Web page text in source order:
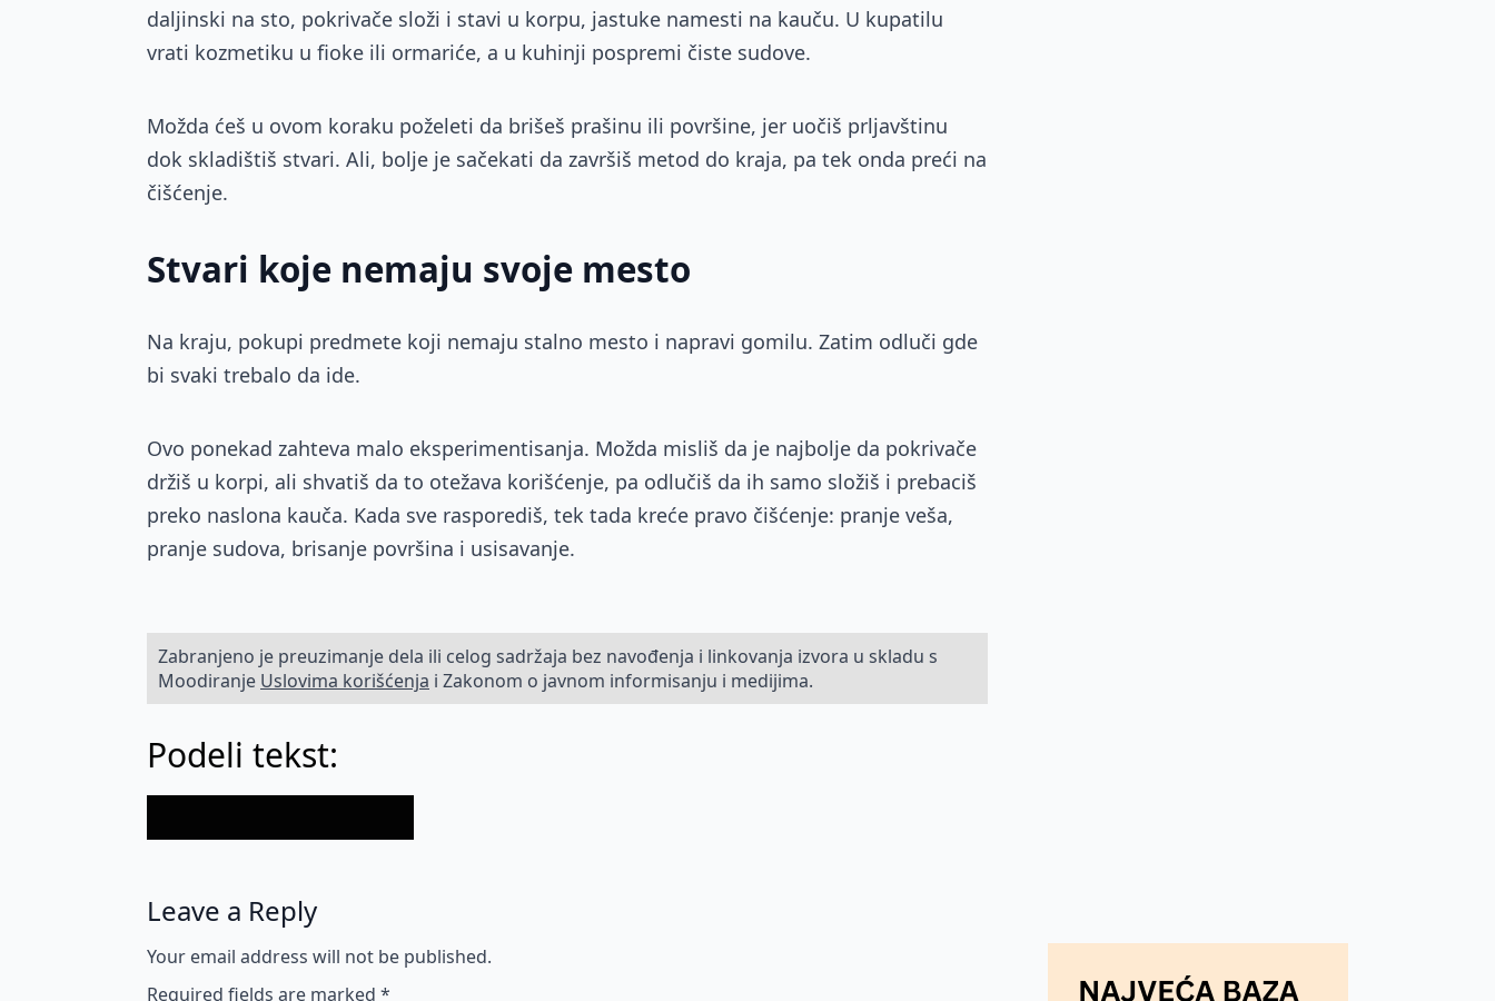
daljinski na sto, pokrivače složi i stavi u korpu, jastuke namesti na kauču. U kupatilu
vrati kozmetiku u fioke ili ormariće, a u kuhinji pospremi čiste sudove.
Možda ćeš u ovom koraku poželeti da brišeš prašinu ili površine, jer uočiš prljavštinu
dok skladištiš stvari. Ali, bolje je sačekati da završiš metod do kraja, pa tek onda preći na
čišćenje.
Stvari koje nemaju svoje mesto
Na kraju, pokupi predmete koji nemaju stalno mesto i napravi gomilu. Zatim odluči gde
bi svaki trebalo da ide.
Ovo ponekad zahteva malo eksperimentisanja. Možda misliš da je najbolje da pokrivače
držiš u korpi, ali shvatiš da to otežava korišćenje, pa odlučiš da ih samo složiš i prebaciš
preko naslona kauča. Kada sve rasporediš, tek tada kreće pravo čišćenje: pranje veša,
pranje sudova, brisanje površina i usisavanje.
Zabranjeno je preuzimanje dela ili celog sadržaja bez navođenja i linkovanja izvora u skladu s
Moodiranje Uslovima korišćenja i Zakonom o javnom informisanju i medijima.
Podeli tekst:
Leave a Reply
Your email address will not be published.
Required fields are marked *